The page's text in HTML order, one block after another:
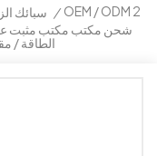
سبائك / OEM / ODM 2
الطاقة /